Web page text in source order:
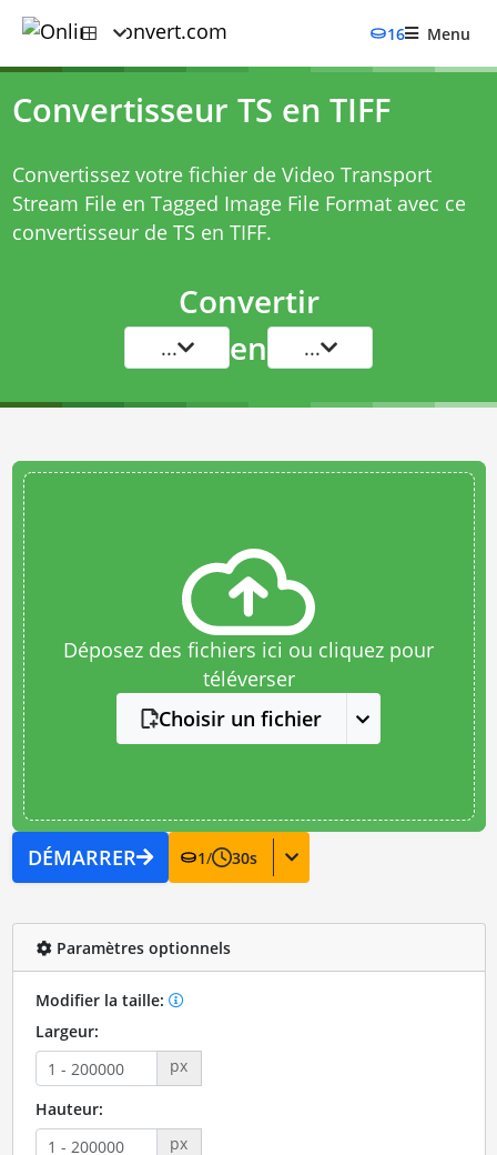
16 Menu
Convertisseur TS en TIFF
Convertissez votre fichier de Video Transport
Stream File en Tagged Image File Format avec ce
convertisseur de TS en TIFF.
Convertir
... en ...
Déposez des fichiers ici ou cliquez pour
téléverser
Choisir un fichier
DÉMARRER 1/ 30s
Paramètres optionnels
Modifier la taille:
Largeur:
px
Hauteur:
px